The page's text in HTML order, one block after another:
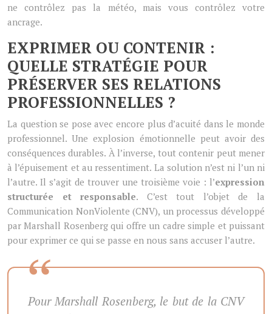
ne contrôlez pas la météo, mais vous contrôlez votre
ancrage.
EXPRIMER OU CONTENIR :
QUELLE STRATÉGIE POUR
PRÉSERVER SES RELATIONS
PROFESSIONNELLES ?
La question se pose avec encore plus d’acuité dans le monde
professionnel. Une explosion émotionnelle peut avoir des
conséquences durables. À l’inverse, tout contenir peut mener
à l’épuisement et au ressentiment. La solution n’est ni l’un ni
l’autre. Il s’agit de trouver une troisième voie : l’expression
structurée et responsable. C’est tout l’objet de la
Communication NonViolente (CNV), un processus développé
par Marshall Rosenberg qui offre un cadre simple et puissant
pour exprimer ce qui se passe en nous sans accuser l’autre.
Pour Marshall Rosenberg, le but de la CNV